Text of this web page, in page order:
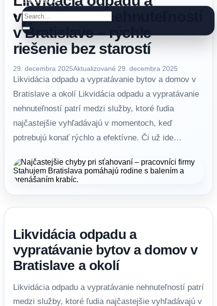
vypratávanie nehnuteľností
v Bratislave – rýchle
riešenie bez starostí
29. decembra 2025Aktualizované 29. decembra 2025
Likvidácia odpadu a vypratávanie bytov a domov v
Bratislave a okolí Likvidácia odpadu a vypratávanie
nehnuteľností patrí medzi služby, ktoré ľudia
najčastejšie vyhľadávajú v momentoch, keď
potrebujú konať rýchlo a efektívne. Či už ide…
Likvidácia odpadu a
vypratávanie bytov a domov v
Bratislave a okolí
Likvidácia odpadu a vypratávanie nehnuteľností patrí
medzi služby, ktoré ľudia najčastejšie vyhľadávajú v